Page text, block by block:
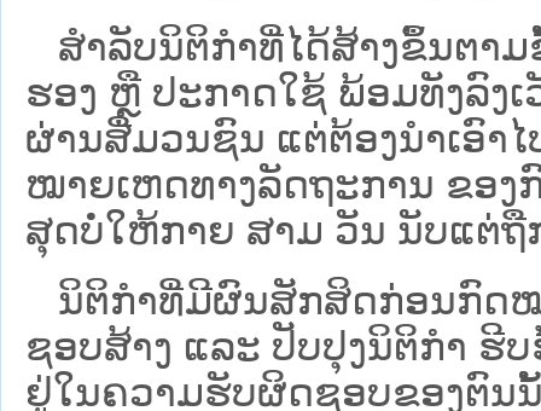
ສໍາລັບນິຕິກໍາທີ່ໄດ້ສ້າງຂຶ້ນຕາ
ຮອງ ຫຼື ປະກາດໃຊ້ ພ້ອມທັງລົງ
ຜ່ານສື່ມວນຊົນ ແຕ່ຕ້ອງນໍາເອົາ
ໝາຍ​ເຫດ​ທາງ​ລັດ​ຖະ​ການ​ ຂອ
ສຸດບໍ່ໃຫ້ກາຍ ສາມ ວັນ ນັບແຕ່ຖື
ນິ​ຕິ​ກຳ​ທີ່​ມີ​ຜົນ​ສັກ​ສິດ​ກ່ອນ​ກົດ​ໝ
ຊອບ​ສ້າງ ແລະ ປັບ​ປຸງນິ​ຕິ​ກຳ ຮີ
ຢູ່ໃນຄວາມຮັບຜິດຊອບຂອງຕົນ